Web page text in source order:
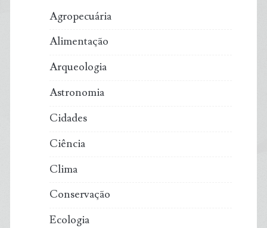
Agropecuária
Alimentação
Arqueologia
Astronomia
Cidades
Ciência
Clima
Conservação
Ecologia